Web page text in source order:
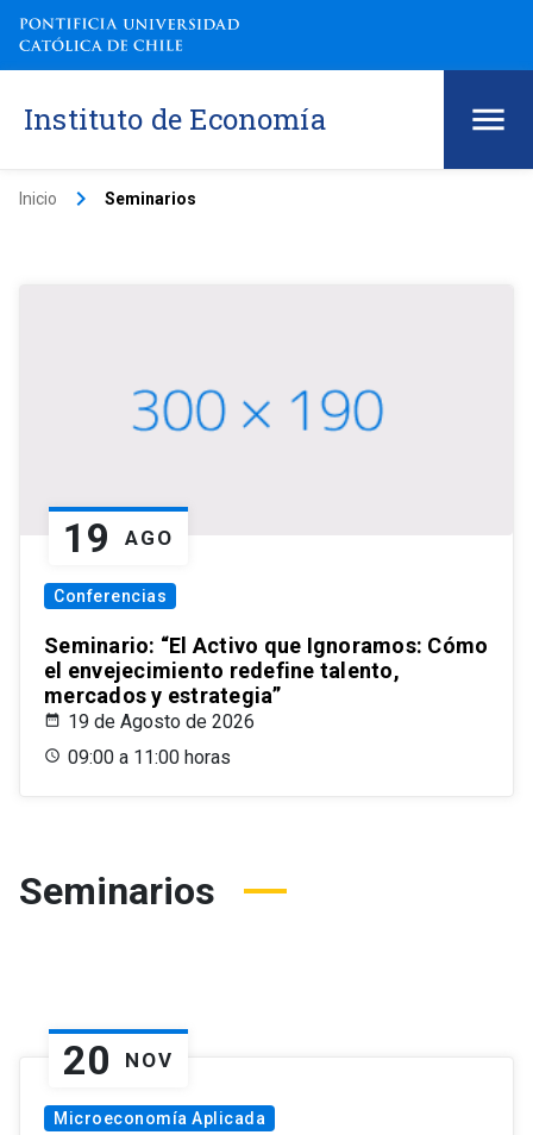
Instituto de Economía
Inicio keyboard_arrow_right Seminarios
19 AGO
Conferencias
Seminario: “El Activo que Ignoramos: Cómo
el envejecimiento redefine talento,
mercados y estrategia”
19 de Agosto de 2026
09:00 a 11:00 horas
Seminarios
20 NOV
Microeconomía Aplicada